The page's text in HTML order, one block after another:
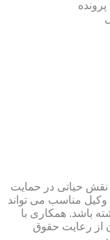
نقش حیاتی در حمایت
وکیل مناسب می تواند
باشد. همکاری با
از رعایت حقوق